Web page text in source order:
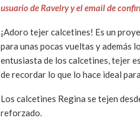
usuario de Ravelry y el email de
¡Adoro tejer calcetines! Es un
para unas pocas vueltas y además
entusiasta de los calcetines, tejer
de recordar lo que lo hace ideal
Los calcetines Regina se tejen
reforzado.